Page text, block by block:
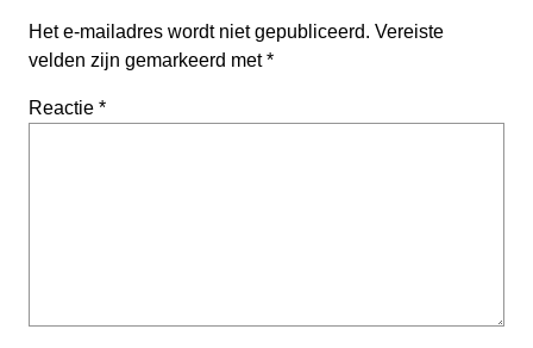
Het e-mailadres wordt niet gepubliceerd. Vereiste
velden zijn gemarkeerd met*
Reactie *